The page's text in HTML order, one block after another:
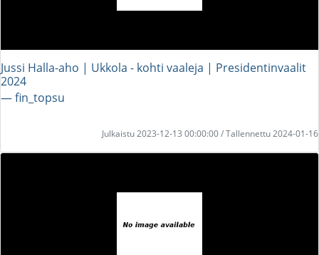
Jussi Halla-aho | Ukkola - kohti vaaleja | Presidentinvaalit
2024
― fin_topsu
Julkaistu 2023-12-13 00:00:00 / Tallennettu 2024-01-16